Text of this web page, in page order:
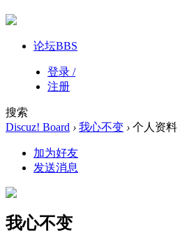
论坛BBS
登录 /
注册
搜索
Discuz! Board › 我心不变 › 个人资料
加为好友
发送消息
我心不变